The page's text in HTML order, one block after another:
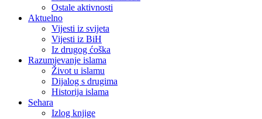
Ostale aktivnosti
Aktuelno
Vijesti iz svijeta
Vijesti iz BiH
Iz drugog ćoška
Razumjevanje islama
Život u islamu
Dijalog s drugima
Historija islama
Sehara
Izlog knjige